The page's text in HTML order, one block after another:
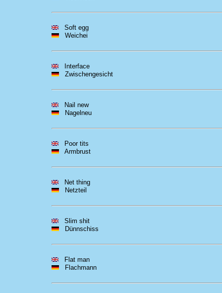
Soft egg
Weichei
Interface
Zwischengesicht
Nail new
Nagelneu
Poor tits
Armbrust
Net thing
Netzteil
Slim shit
Dünnschiss
Flat man
Flachmann